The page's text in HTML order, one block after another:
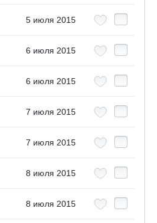
5 июля 2015
6 июля 2015
6 июля 2015
7 июля 2015
7 июля 2015
8 июля 2015
8 июля 2015